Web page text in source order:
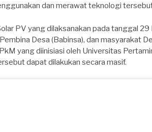
dan merawat teknologi
PV yang dilaksanakan pada tanggal
Desa (Babinsa), dan masyarakat
yang diinisiasi oleh Universitas
dapat dilakukan secara masif.